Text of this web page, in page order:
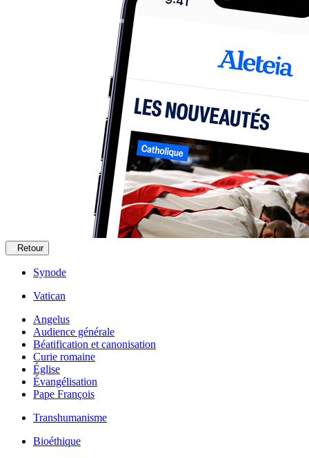
Retour
Synode
Vatican
Angelus
Audience générale
Béatification et canonisation
Curie romaine
Église
Évangélisation
Pape François
Transhumanisme
Bioéthique